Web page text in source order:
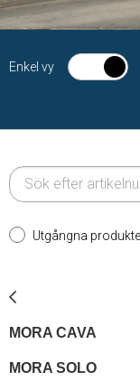
Enkel vy
Utgångna
MORA CAVA
MORA SOLO